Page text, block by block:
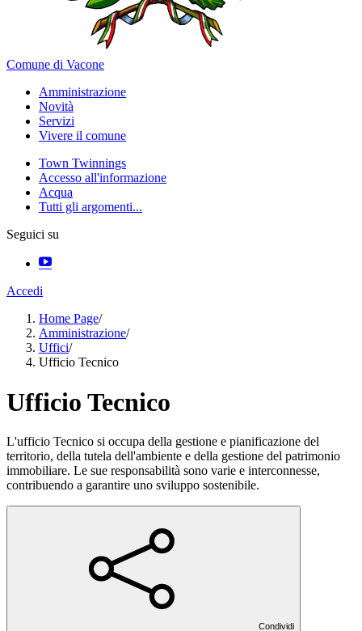
Comune di Vacone
Amministrazione
Novità
Servizi
Vivere il comune
Town Twinnings
Accesso all'informazione
Acqua
Tutti gli argomenti...
Seguici su
Accedi
Home Page/
Amministrazione/
Uffici/
Ufficio Tecnico
Ufficio Tecnico
L'ufficio Tecnico si occupa della gestione e pianificazione del
territorio, della tutela dell'ambiente e della gestione del patrimonio
immobiliare. Le sue responsabilità sono varie e interconnesse,
contribuendo a garantire uno sviluppo sostenibile.
Condividi